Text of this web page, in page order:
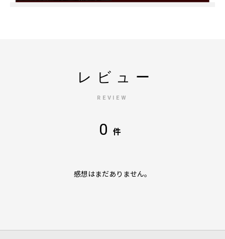
レビュー
REVIEW
0 件
感想はまだありません。